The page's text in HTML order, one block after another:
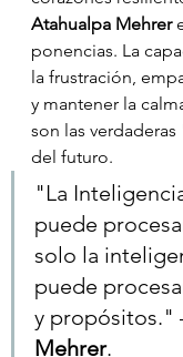
Atahualpa Mehrer
ponencias. La
la frustración,
y mantener la
son las
del futuro.
"La
puede
solo la
puede
y
Mehrer.